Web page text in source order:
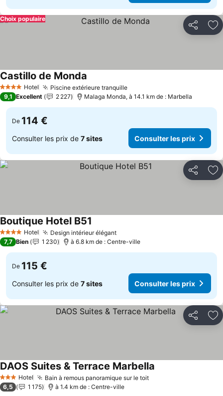
Partager
Choix populaire
4 Étoiles Hotel Piscine extérieure tranquilleConsulter les prix
Castillo de Monda
9,1 Excellent 2 227 Malaga Monda, à 14.1 km de : Marbella
De 114 €
Consulter les prix de 7 sites Consulter les prix
Partager
4 Étoiles Hotel Design intérieur élégantConsulter les prix
Boutique Hotel B51
7,7 Bien 1 230 à 6.8 km de : Centre-ville
De 115 €
Consulter les prix de 7 sites Consulter les prix
Partager
3 ÉtoilesHotel Bain à remous panoramique sur le toitConsulter les prix
DAOS Suites & Terrace Marbella
6,5 1 175 à 1.4 km de : Centre-ville